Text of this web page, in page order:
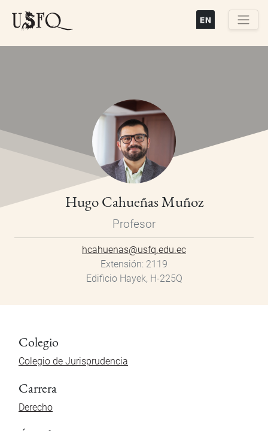
Hugo Cahueñas Muñoz
Profesor
hcahuenas@usfq.edu.ec
Extensión 2119
Edificio Hayek, H-225Q
Colegio
Colegio de Jurisprudencia
Carrera
Derecho